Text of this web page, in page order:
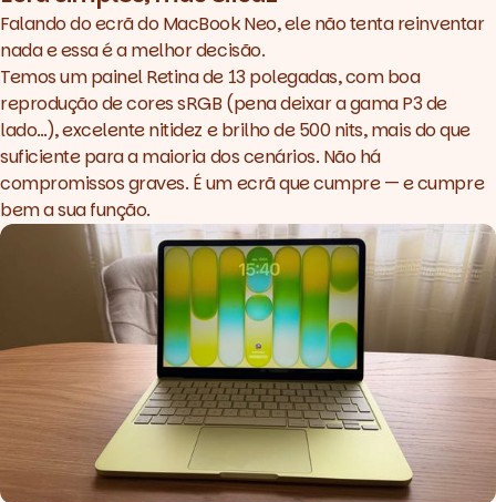
Falando do ecrã do MacBook Neo, ele não tenta reinventar
nada e essa é a melhor decisão.
Temos um painel Retina de 13 polegadas, com boa
reprodução de cores sRGB (pena deixar a gama P3 de
lado…), excelente nitidez e brilho de 500 nits, mais do que
suficiente para a maioria dos cenários. Não há
compromissos graves. É um ecrã que cumpre — e cumpre
bem a sua função.